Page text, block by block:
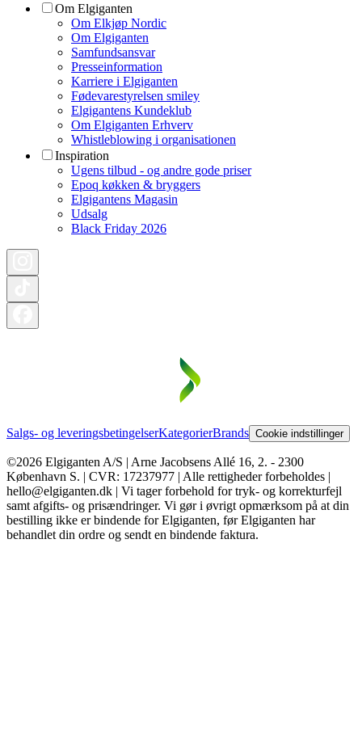
Om Elgiganten
Om Elkjøp Nordic
Om Elgiganten
Samfundsansvar
Presseinformation
Karriere i Elgiganten
Fødevarestyrelsen smiley
Elgigantens Kundeklub
Om Elgiganten Erhverv
Whistleblowing i organisationen
Inspiration
Ugens tilbud - og andre gode priser
Epoq køkken & bryggers
Elgigantens Magasin
Udsalg
Black Friday 2026
Salgs- og leveringsbetingelserKategorierBrands Cookie indstillinger
©2026 Elgiganten A/S | Arne Jacobsens Allé 16, 2. - 2300
København S. | CVR: 17237977 | Alle rettigheder forbeholdes |
hello@elgiganten.dk | Vi tager forbehold for tryk- og korrekturfejl
samt afgifts- og prisændringer. Vi gør i øvrigt opmærksom på at din
bestilling ikke er bindende for Elgiganten, før Elgiganten har
behandlet din ordre og sendt en bindende faktura.